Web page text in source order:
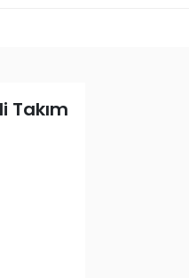
Takım